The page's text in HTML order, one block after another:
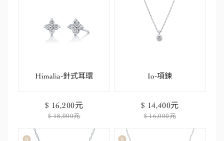
Himalia-針式耳環
$ 16,200元
$ 18,000元
Io-項鍊
$ 14,400元
$ 16,000元